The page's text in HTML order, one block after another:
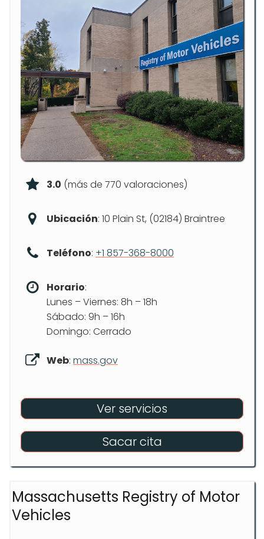
3.0 (más de 770 valoraciones)
Ubicación: 10 Plain St, (02184) Braintree
Teléfono: +1 857-368-8000
Horario:
Lunes – Viernes: 8h – 18h
Sábado: 9h – 16h
Domingo: Cerrado
Web: mass.gov
Ver servicios
Sacar cita
Massachusetts Registry of Motor
Vehicles